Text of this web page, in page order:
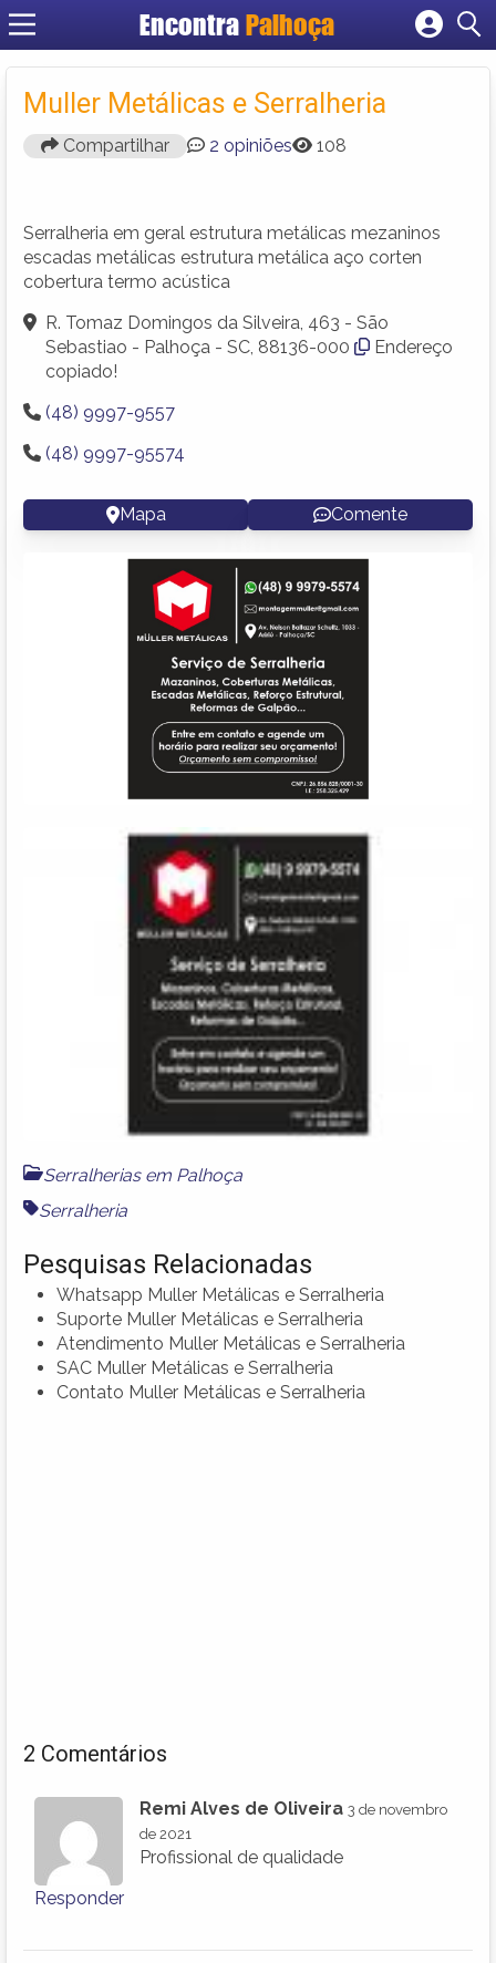
EncontraPalhoça
Cadastrar empresa
Criar conta
Muller Metálicas e Serralheria
Compartilhar 2 opiniões 108
Serralheria em geral estrutura metálicas mezaninos
escadas metálicas estrutura metálica aço corten
cobertura termo acústica
R. Tomaz Domingos da Silveira, 463 - São
Sebastiao - Palhoça - SC, 88136-000
Endereço
copiado!
(48) 9997-9557
(48) 9997-95574
Mapa Comente
Serralherias em Palhoça
Serralheria
Pesquisas Relacionadas
Whatsapp Muller Metálicas e Serralheria
Suporte Muller Metálicas e Serralheria
Atendimento Muller Metálicas e Serralheria
SAC Muller Metálicas e Serralheria
Contato Muller Metálicas e Serralheria
2 Comentários
Remi Alves de Oliveira 3 de novembro
de 2021
Profissional de qualidade
Responder